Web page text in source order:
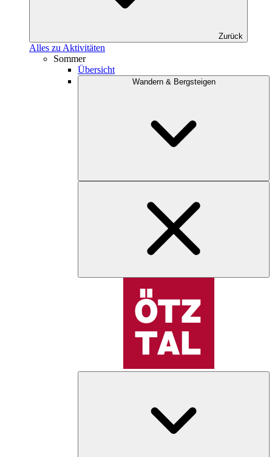
Zurück
Alles zu Aktivitäten
Sommer
Übersicht
Wandern & Bergsteigen